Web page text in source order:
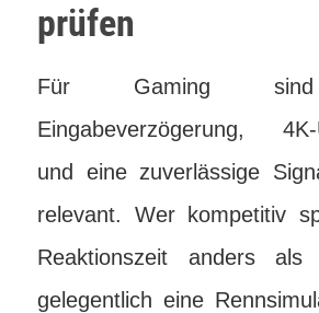
prüfen
Für Gaming
Eingabeverzögerung, 4K-
und eine zuverlässige
relevant. Wer kompetitiv
Reaktionszeit anders
gelegentlich eine